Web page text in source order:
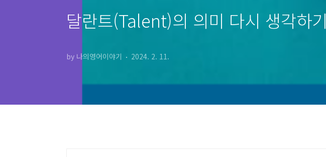
달란트(Talent)의 의미 다시 생각하기
by 나의영어이야기 2024. 2. 11.